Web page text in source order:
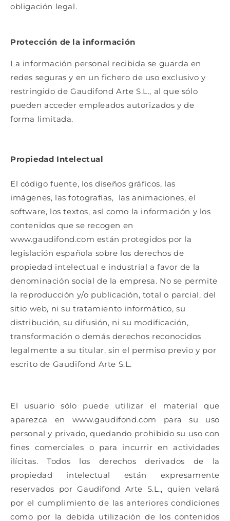
obligación legal.
Protección de la información
La información personal recibida se guarda en
redes seguras y en un fichero de uso exclusivo y
restringido de Gaudifond Arte S.L., al que sólo
pueden acceder empleados autorizados y de
forma limitada.
Propiedad Intelectual
El código fuente, los diseños gráficos, las
imágenes, las fotografías, las animaciones, el
software, los textos, así como la información y los
contenidos que se recogen en
www.gaudifond.com están protegidos por la
legislación española sobre los derechos de
propiedad intelectual e industrial a favor de la
denominación social de la empresa. No se permite
la reproducción y/o publicación, total o parcial, del
sitio web, ni su tratamiento informático, su
distribución, su difusión, ni su modificación,
transformación o demás derechos reconocidos
legalmente a su titular, sin el permiso previo y por
escrito de Gaudifond Arte S.L.
El usuario sólo puede utilizar el material que
aparezca en www.gaudifond.com para su uso
personal y privado, quedando prohibido su uso con
fines comerciales o para incurrir en actividades
ilícitas. Todos los derechos derivados de la
propiedad intelectual están expresamente
reservados porGaudifond Arte S.L., quien velará
por el cumplimiento de las anteriores condiciones
como por la debida utilización de los contenidos